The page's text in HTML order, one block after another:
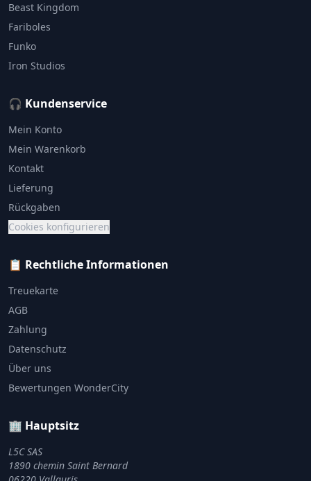
Beast Kingdom
Fariboles
Funko
Iron Studios
🎧 Kundenservice
Mein Konto
Mein Warenkorb
Kontakt
Lieferung
Rückgaben
Cookies konfigurieren
📋 Rechtliche Informationen
Treuekarte
AGB
Zahlung
Datenschutz
Über uns
Bewertungen WonderCity
🏢 Hauptsitz
L5C SAS
1890 chemin Saint Bernard